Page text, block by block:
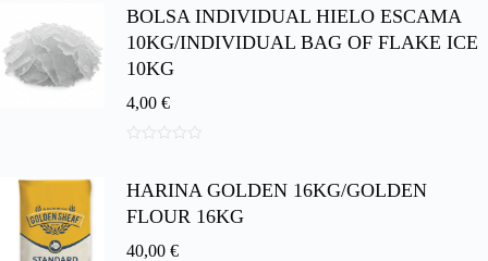
e
BOLSA INDIVIDUAL HIELO ESCAMA
10KG/INDIVIDUAL BAG OF FLAKE ICE
10KG
4,00 €
e
HARINA GOLDEN 16KG/GOLDEN
FLOUR 16KG
40,00 €